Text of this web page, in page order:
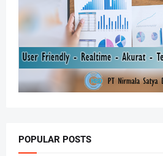
POPULAR POSTS